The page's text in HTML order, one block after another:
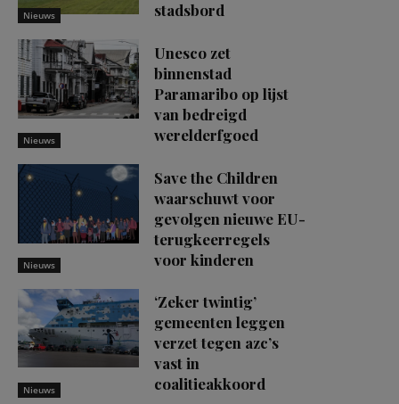
Nieuws
stadsbord
Nieuws
Unesco zet
binnenstad
Paramaribo op lijst
van bedreigd
werelderfgoed
Nieuws
Save the Children
waarschuwt voor
gevolgen nieuwe EU-
terugkeerregels
voor kinderen
Nieuws
‘Zeker twintig’
gemeenten leggen
verzet tegen azc’s
vast in
coalitieakkoord